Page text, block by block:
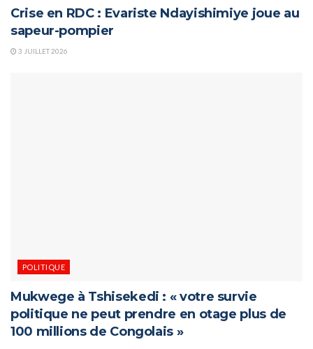
Crise en RDC : Evariste Ndayishimiye joue au
sapeur-pompier
3 JUILLET 2026
POLITIQUE
Mukwege à Tshisekedi : « votre survie
politique ne peut prendre en otage plus de
100 millions de Congolais »